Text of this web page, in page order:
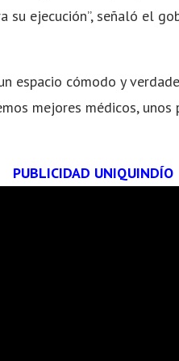
su ejecución”, señaló el
espacio cómodo y
mejores médicos,
PUBLICIDAD UNIQUINDÍO